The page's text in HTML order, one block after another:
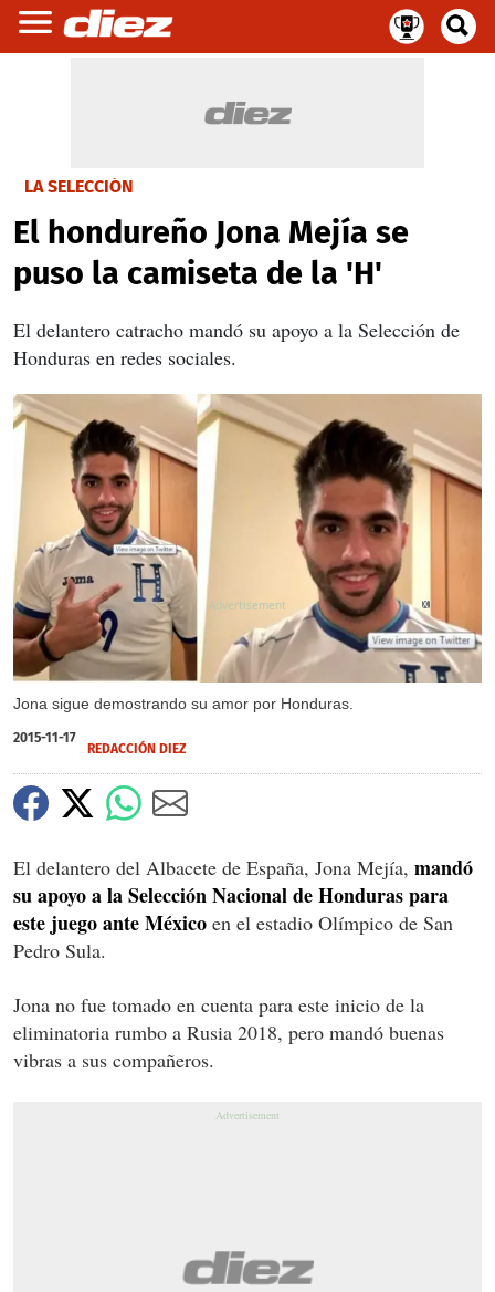
LA SELECCIÓN
El hondureño Jona Mejía se
puso la camiseta de la 'H'
El delantero catracho mandó su apoyo a la Selección de
Honduras en redes sociales.
Jona sigue demostrando su amor por Honduras.
X
2015-11-17
REDACCIÓN DIEZ
El delantero del Albacete de España, Jona Mejía, mandó
su apoyo a la Selección Nacional de Honduras para
este juego ante México en el estadio Olímpico de San
Pedro Sula.
Jona no fue tomado en cuenta para este inicio de la
eliminatoria rumbo a Rusia 2018, pero mandó buenas
vibras a sus compañeros.